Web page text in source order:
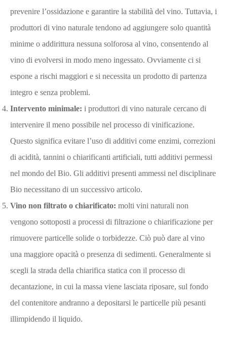
prevenire l’ossidazione e garantire la stabilità del vino. Tuttavia, i
produttori di vino naturale tendono ad aggiungere solo quantità
minime o addirittura nessuna solforosa al vino, consentendo al
vino di evolversi in modo meno ingessato. Ovviamente ci si
espone a rischi maggiori e si necessita un prodotto di partenza
integro e senza problemi.
Intervento minimale: i produttori di vino naturale cercano di
intervenire il meno possibile nel processo di vinificazione.
Questo significa evitare l’uso di additivi come enzimi, correzioni
di acidità, tannini o chiarificanti artificiali, tutti additivi permessi
nel mondo del Bio. Gli additivi presenti ammessi nel disciplinare
Bio necessitano di un successivo articolo.
Vino non filtrato o chiarificato: molti vini naturali non
vengono sottoposti a processi di filtrazione o chiarificazione per
rimuovere particelle solide o torbidezze. Ciò può dare al vino
una maggiore opacità o presenza di sedimenti. Generalmente si
scegli la strada della chiarifica statica con il processo di
decantazione, in cui la massa viene lasciata riposare, sul fondo
del contenitore andranno a depositarsi le particelle più pesanti
illimpidendo il liquido.